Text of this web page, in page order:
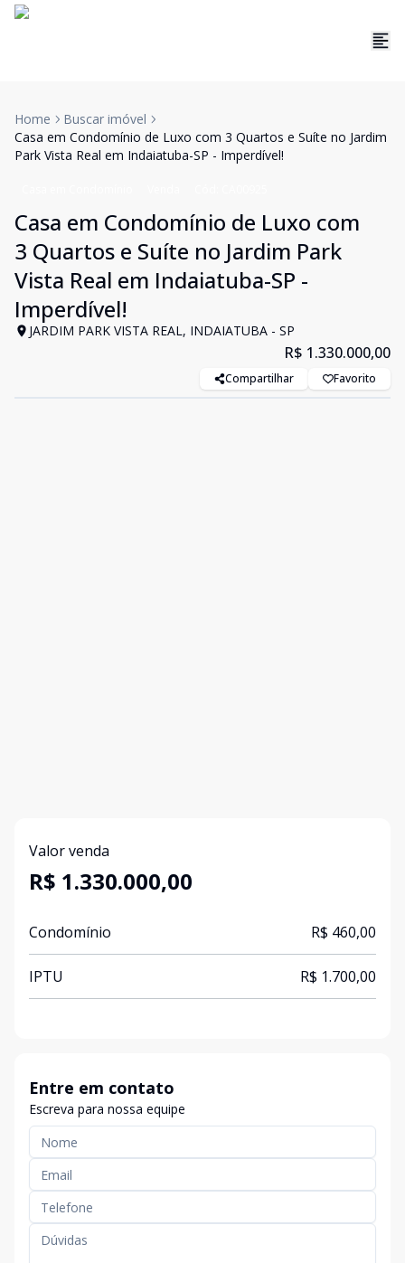
Home
Buscar imóvel
Casa em Condomínio de Luxo com 3 Quartos e Suíte no Jardim
Park Vista Real em Indaiatuba-SP - Imperdível!
Casa em Condomínio de Luxo com
3 Quartos e Suíte no Jardim Park
Vista Real em Indaiatuba-SP -
Imperdível!
JARDIM PARK VISTA REAL, INDAIATUBA - SP
R$ 1.330.000,00
Compartilhar Favorito
Valor venda
R$ 1.330.000,00
Condomínio R$ 460,00
IPTU R$ 1.700,00
Entre em contato
Escreva para nossa equipe